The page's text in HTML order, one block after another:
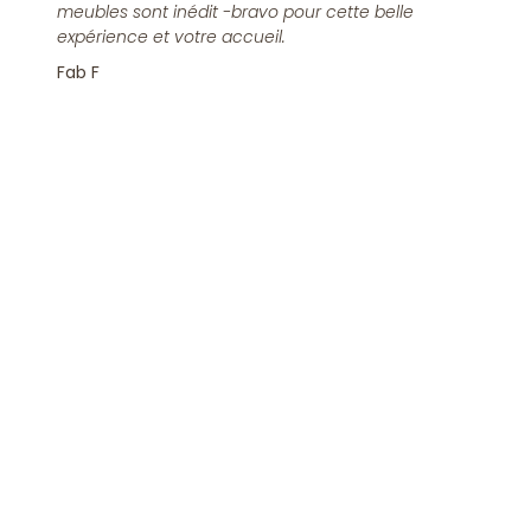
meubles sont inédit -bravo pour cette belle
expérience et votre accueil.
Fab F